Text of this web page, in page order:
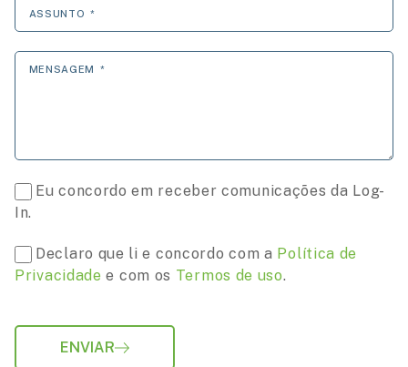
ASSUNTO
MENSAGEM
Eu concordo em receber comunicações da Log-
In.
Declaro que li e concordo com a Política de
Privacidade e com os Termos de uso.
ENVIAR